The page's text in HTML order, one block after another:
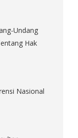
Undang
Hak
Nasional